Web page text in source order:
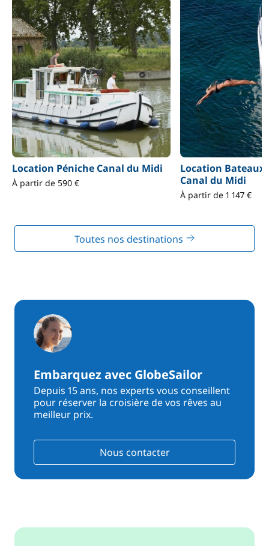
Location Péniche Canal du Midi
À partir de 590 €
Location Bateaux
Canal du Midi
À partir de 1 147 €
Toutes nos destinations
Embarquez avec GlobeSailor
Depuis 15 ans, nos experts vous conseillent
pour réserver la croisière de vos rêves au
meilleur prix.
Nous contacter